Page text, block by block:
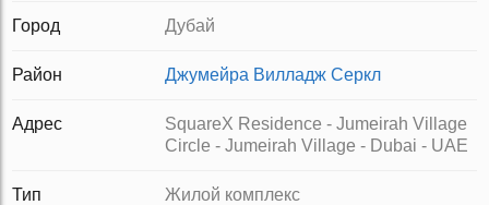
Город Дубай
Район Джумейра Вилладж Серкл
Адрес
SquareX Residence - Jumeirah Village
Circle - Jumeirah Village - Dubai - UAE
Тип Жилой комплекс